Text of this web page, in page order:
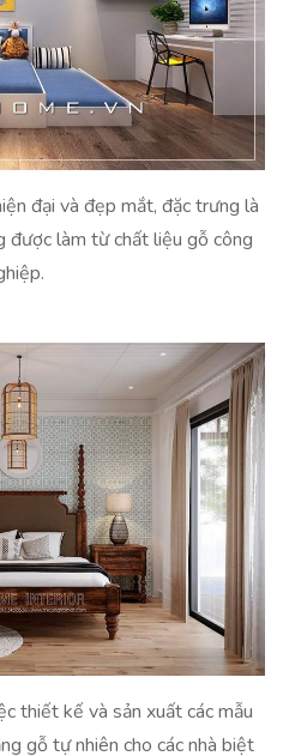
đại và đẹp mắt, đặc trưng là
được làm từ chất liệu gỗ công
thiết kế và sản xuất các mẫu
gỗ tự nhiên cho các nhà biệt